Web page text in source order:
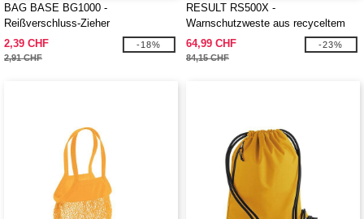
BAG BASE BG1000 -
Reißverschluss-Zieher
2,39 CHF
2,91 CHF
-18%
RESULT RS500X -
Warnschutzweste aus recyceltem
Polyester
64,99 CHF
84,15 CHF
-23%